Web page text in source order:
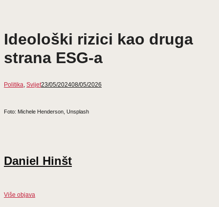
Ideološki rizici kao druga
strana ESG-a
Politika, Svijet23/05/202408/05/2026
Foto: Michele Henderson, Unsplash
Daniel Hinšt
Više objava